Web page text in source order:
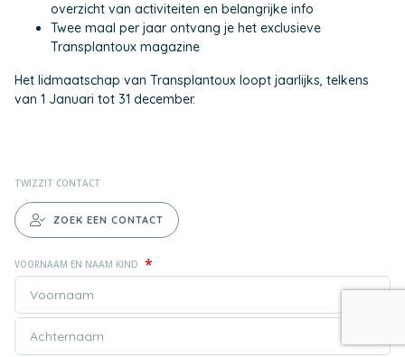
overzicht van activiteiten en belangrijke info
Twee maal per jaar ontvang je het exclusieve
Transplantoux magazine
Het lidmaatschap van Transplantoux loopt jaarlijks, telkens
van 1 Januari tot 31 december.
TWIZZIT CONTACT
ZOEK EEN CONTACT
VOORNAAM EN NAAM KIND *